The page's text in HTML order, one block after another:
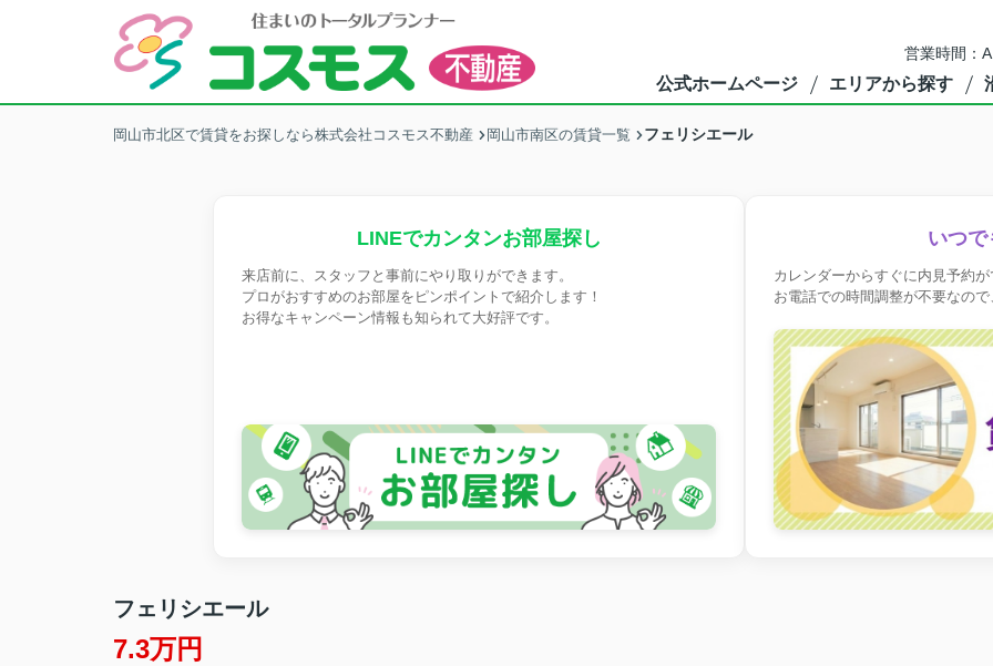
営業時間：
公式ホームページ エリアから探す
岡山市北区で賃貸をお探しなら株式会社コスモス不動産 岡山市南区の賃貸一覧 フェリシエール
LINEでカンタンお部屋探し
来店前に、スタッフと事前にやり取りができます。
プロがおすすめのお部屋をピンポイントで紹介します！
お得なキャンペーン情報も知られて大好評です。
いつ
カレンダーからすぐに内見予約
お電話での時間調整が不要なの
フェリシエール
7.3万円